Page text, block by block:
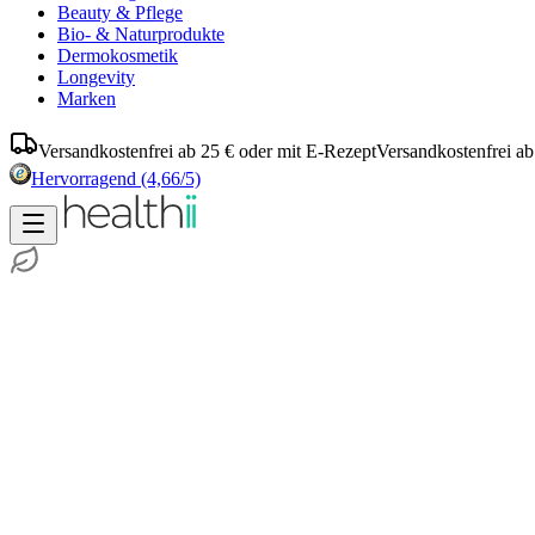
Beauty & Pflege
Bio- & Naturprodukte
Dermokosmetik
Longevity
Marken
Versandkostenfrei ab 25 € oder mit E-RezeptVersandkostenfrei
Hervorragend (4,66/5)